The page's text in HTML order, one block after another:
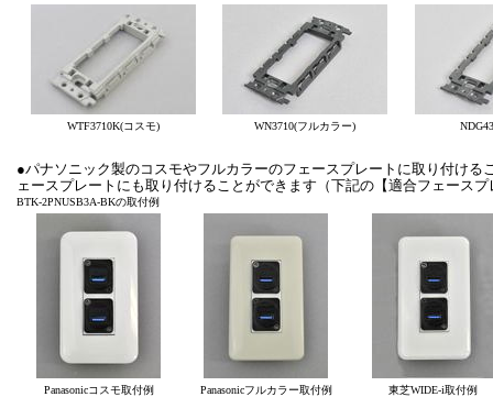
WTF3710K(コスモ) WN3710(フルカラー)
●パナソニック製のコスモやフルカラーのフェースプレートに取り付け
ェースプレートにも取り付けることができます（下記の【適合フェース
BTK-2PNUSB3A-BKの取付例
Panasonicコスモ取付例 Panasonicフルカラー取付例 東芝WIDE-i取付例